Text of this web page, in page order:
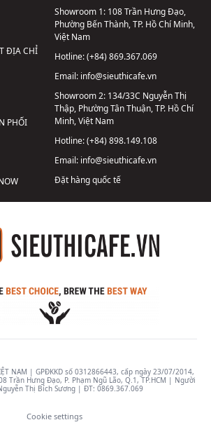
ĐỊA CHỈ
PHỐI
Showroom 1: 108 Trần Hưng Đạo,
Phường Bến Thành, TP. Hồ Chí Minh,
Việt Nam
Hotline:(+84) 869.367.069
Email: info@sieuthicafe.vn
Showroom 2: 134/33C Nguyễn Thị
Thập, Phường Tân Thuận, TP. Hồ Chí
Minh, Việt Nam
Hotline:(+84) 898.149.108
Email: info@sieuthicafe.vn
Đặt hàng quốc tế
NAM | GPĐKKD số 0312866443, cấp ngày 23/07/2014,
Trần Hưng Đạo, P. Phạm Ngũ Lão, Q.1, TP.HCM | Người
Thị Bích Sương | ĐT: 0869.367.069
Cookie settings